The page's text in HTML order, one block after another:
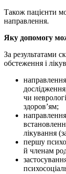
Також пацієнти
направлення.
Яку допомогу
За результатами
обстеження і
чи
здоров’ям;
лікування
першу
й членам